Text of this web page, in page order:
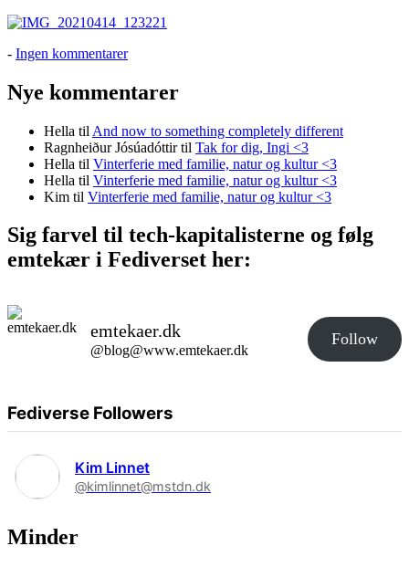
- Ingen kommentarertil
Nye kommentarer
Hella til And now to something completely different
Ragnheiður Jósúadóttirtil Tak for dig, Ingi <3
Hella til Vinterferie med familie, natur og kultur <3
Hella til Vinterferie med familie, natur og kultur <3
Kim til Vinterferie med familie, natur og kultur <3
Sig farvel til tech-kapitalisterne og følg
emtekær i Fediverset her:
emtekaer.dk
@blog@www.emtekaer.dk
Follow
Fediverse Followers
Kim Linnet
@kimlinnet@mstdn.dk
Minder